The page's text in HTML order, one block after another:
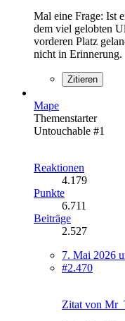
Mal eine Frage: Ist
dem viel gelobten
vorderen Platz
nicht in Erinnerung.
Zitieren
Mape
Themenstarter
Untouchable #1
Reaktionen
4.179
Punkte
6.711
Beiträge
2.527
7. Mai 2026
#2.470
Zitat von